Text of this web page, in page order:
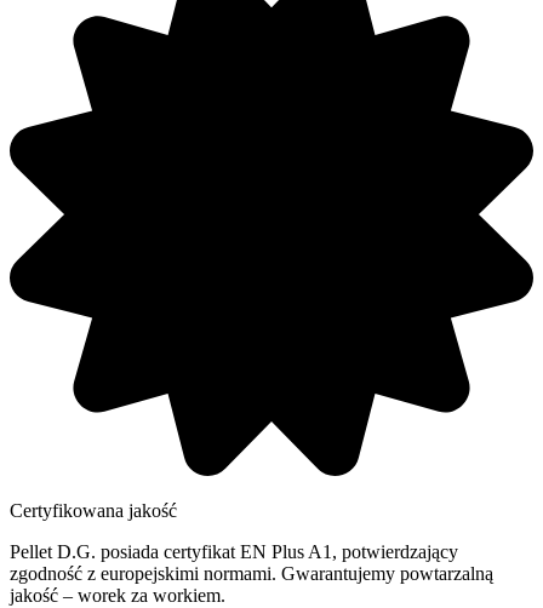
Certyfikowana jakość
Pellet D.G. posiada certyfikat EN Plus A1, potwierdzający
zgodność z europejskimi normami. Gwarantujemy powtarzalną
jakość – worek za workiem.